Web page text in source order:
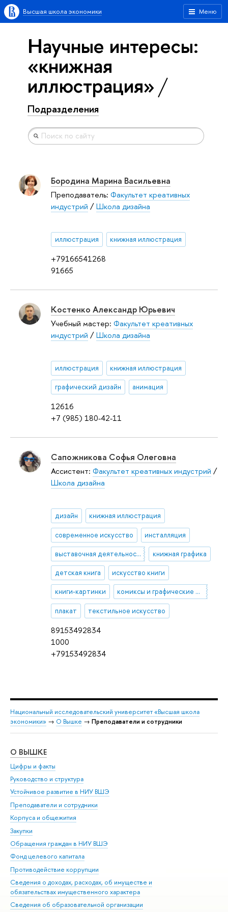
Меню
Высшая школа экономики
Научные интересы:
«книжная
иллюстрация»
Подразделения
+79166541268
91665
Бородина Марина Васильевна
Преподаватель: Факультет креативных
индустрий /Школа дизайна
иллюстрация книжная иллюстрация
12616
+7 (985) 180-42-11
Костенко Александр Юрьевич
Учебный мастер: Факультет креативных
индустрий /Школа дизайна
иллюстрация книжная иллюстрация
графический дизайн анимация
89153492834
1000
+79153492834
Сапожникова Софья Олеговна
Ассистент: Факультет креативных индустрий /
Школа дизайна
дизайн книжная иллюстрация
современное искусство инсталляция
выставочная деятельность книжная графика
детская книга искусство книги
книги-картинки комиксы и графические романы
плакат текстильное искусство
Национальный исследовательский университет «Высшая школа
экономики» → О Вышке → Преподаватели и сотрудники
О ВЫШКЕ
Цифры и факты
Руководство и структура
Устойчивое развитие в НИУ ВШЭ
Преподаватели и сотрудники
Корпуса и общежития
Закупки
Обращения граждан в НИУ ВШЭ
Фонд целевого капитала
Противодействие коррупции
Сведения о доходах, расходах, об имуществе и
обязательствах имущественного характера
Сведения об образовательной организации